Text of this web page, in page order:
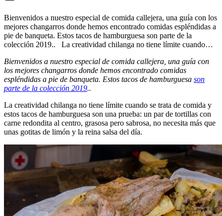
Bienvenidos a nuestro especial de comida callejera, una guía con los
mejores changarros donde hemos encontrado comidas espléndidas a
pie de banqueta. Estos tacos de hamburguesa son parte de la
colección 2019.. La creatividad chilanga no tiene límite cuando…
Bienvenidos a nuestro especial de comida callejera, una guía con
los mejores changarros donde hemos encontrado comidas
espléndidas a pie de banqueta. Estos tacos de hamburguesa son
parte de la colección 2019..
La creatividad chilanga no tiene límite cuando se trata de comida y
estos tacos de hamburguesa son una prueba: un par de tortillas con
carne redondita al centro, grasosa pero sabrosa, no necesita más que
unas gotitas de limón y la reina salsa del día.